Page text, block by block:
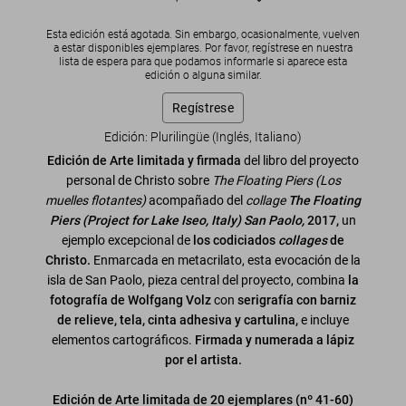
Esta edición está agotada. Sin embargo, ocasionalmente, vuelven
a estar disponibles ejemplares. Por favor, regístrese en nuestra
lista de espera para que podamos informarle si aparece esta
edición o alguna similar.
Regístrese
Edición: Plurilingüe (Inglés, Italiano)
Edición de Arte limitada y firmada del libro del proyecto
personal de Christo sobre The Floating Piers (Los
muelles flotantes)acompañado del collage The Floating
Piers (Project for Lake Iseo, Italy) San Paolo,2017, un
ejemplo excepcional de los codiciados collagesde
Christo. Enmarcada en metacrilato, esta evocación de la
isla de San Paolo, pieza central del proyecto, combina la
fotografía de Wolfgang Volzcon serigrafía con barniz
de relieve, tela, cinta adhesiva y cartulina,e incluye
elementos cartográficos. Firmada y numerada a lápiz
por el artista.
Edición de Arte limitada de 20 ejemplares (nº 41-60)